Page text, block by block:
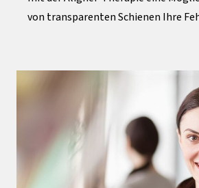
von transparenten Schienen Ihre